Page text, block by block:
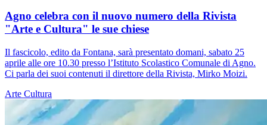
Agno celebra con il nuovo numero della Rivista
"Arte e Cultura" le sue chiese
Il fascicolo, edito da Fontana, sarà presentato domani, sabato 25
aprile alle ore 10.30 presso l’Istituto Scolastico Comunale di Agno.
Ci parla dei suoi contenuti il direttore della Rivista, Mirko Moizi.
Arte Cultura